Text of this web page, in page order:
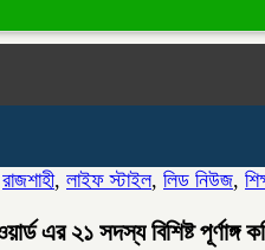
রাজশাহী, লাইফ স্টাইল, লিড নিউজ,
এর ২১ সদস্য বিশিষ্ট পূর্ণাঙ্গ